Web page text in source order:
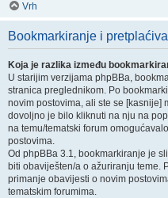
Vrh
Bookmarkiranje i
Koja je razlika između
U starijim verzijama phpBBa,
stranica preglednikom. Po
novim postovima, ali ste se [kasnije]
dovoljno je bilo kliknuti na nju na
na temu/tematski forum
postovima.
Od phpBBa 3.1, bookmarkiranje je
biti obaviješten/a o ažuriranju teme.
primanje obavijesti o novim
tematskim forumima.